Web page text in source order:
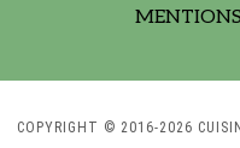
COPYRIGHT © 2016-2026